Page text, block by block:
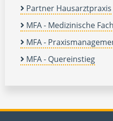
Partner Hausarztpraxis
MFA - Medizinische
MFA -
MFA - Quereinstieg